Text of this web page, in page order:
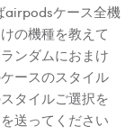
airpodsケース全機
の機種を教えて
ンダムにおまけ
ースのスタイル
タイルご選択を
送ってください